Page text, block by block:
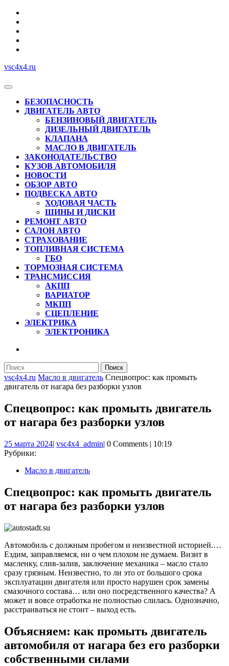
Перейти
содержимому
vsc4x4.ru
Кнопка
ОткрытьБЕЗОПАСНОСТЬ
ДВИГАТЕЛЬ АВТО
БЕНЗИНОВЫЙ ДВИГАТЕЛЬ
ДИЗЕЛЬНЫЙ ДВИГАТЕЛЬ
КЛАПАНА
МАСЛО В ДВИГАТЕЛЬ
ЗАКОНОДАТЕЛЬСТВО
КУЗОВ АВТОМОБИЛЯ
НОВОСТИ
ОБЗОР АВТО
ПОДВЕСКА АВТО
ХОДОВАЯ ЧАСТЬ
ШИНЫ И ДИСКИ
РЕМОНТ АВТО
САЛОН АВТО
СТРАХОВАНИЕ
ТОПЛИВНАЯ СИСТЕМА
ГБО
ТОРМОЗНАЯ СИСТЕМА
ТРАНСМИССИЯ
АКПП
ВАРИАТОР
МКПП
СЦЕПЛЕНИЕ
ЭЛЕКТРИКА
ЭЛЕКТРОНИКА
КНОПКА
Найти:
vsc4x4.ru Масло в двигатель Спецвопрос: как промыть
двигатель от нагара без разборки узлов
Спецвопрос: как промыть двигатель
от нагара без разборки узлов
25 марта 202425
| vsc4x4_adminvsc4x4_admin
| 0 Comments | 10:19
Рубрики:
Масло в двигатель
Спецвопрос: как промыть двигатель
от нагара без разборки узлов
Автомобиль с должным пробегом и неизвестной историей.…
Ездим, заправляемся, ни о чем плохом не думаем. Визит в
масленку, слив-залив, заключение механика – масло стало
сразу грязным. Неизвестно, то ли это от большого срока
эксплуатации двигателя или просто нарушен срок замены
смазочного состава… или оно посредственного качества? А
может и вовсе отработка не полностью слилась. Однозначно,
расстраиваться не стоит – выход есть.
Объясняем: как промыть двигатель
автомобиля от нагара без его разборки
собственными силами